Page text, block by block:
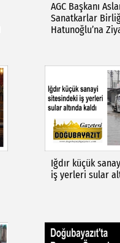
AGC Başkanı
Sanatkarlar
Hatunoğlu’na
Iğdır küçük
iş yerleri sular